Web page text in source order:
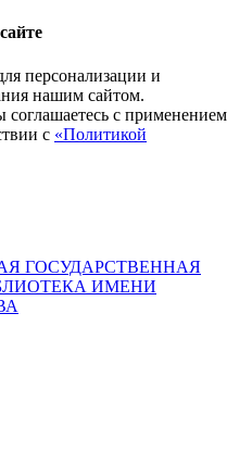
персонализации и
нашим сайтом.
с применением
с «Политикой
ГОСУДАРСТВЕННАЯ
ИМЕНИ